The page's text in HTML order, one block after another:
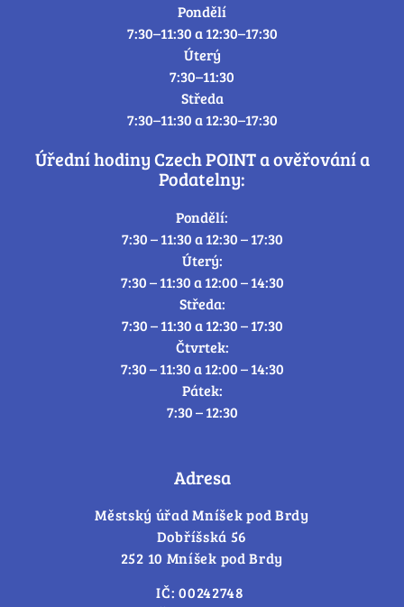
Pondělí
7:30–11:30 a 12:30–17:30
Úterý
7:30–11:30
Středa
7:30–11:30 a 12:30–17:30
Úřední hodiny Czech POINT a ověřování a
Podatelny:
Pondělí:
7:30 – 11:30 a 12:30 – 17:30
Úterý:
7:30 – 11:30 a 12:00 – 14:30
Středa:
7:30 – 11:30 a 12:30 – 17:30
Čtvrtek:
7:30 – 11:30 a 12:00 – 14:30
Pátek:
7:30 – 12:30
Adresa
Městský úřad Mníšek pod Brdy
Dobříšská 56
252 10 Mníšek pod Brdy
IČ: 00242748